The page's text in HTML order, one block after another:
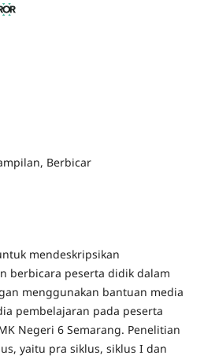
Berbicar
mendeskripsikan
berbicara peserta didik dalam
menggunakan bantuan media
pembelajaran pada peserta
Negeri 6 Semarang. Penelitian
yaitu pra siklus, siklus I dan